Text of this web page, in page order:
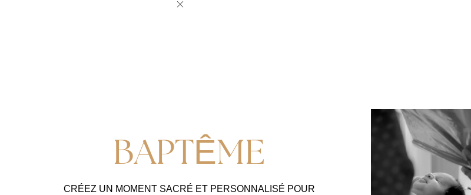
BAPTÊME
CRÉEZ UN MOMENT SACRÉ ET PERSONNALISÉ POUR